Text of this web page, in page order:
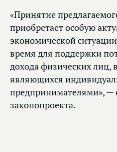
«Принятие
приобретает особую
экономической
время для поддержки
дохода физических лиц,
являющихся
предпринимателями», —
законопроекта.